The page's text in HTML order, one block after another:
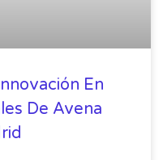
En
De Avena